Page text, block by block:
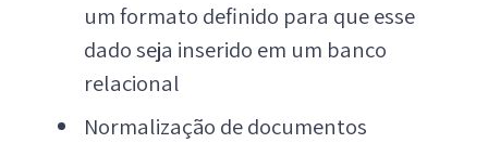
um formato definido para que esse
dado seja inserido em um banco
relacional
Normalização de documentos